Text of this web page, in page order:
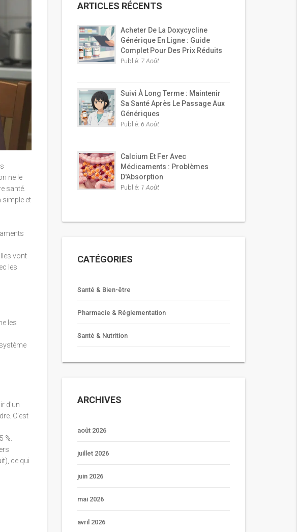
ne le
santé.
simple et
vont
les
les
d'un
C'est
%.
ce qui
ARTICLES RÉCENTS
Acheter De La Doxycycline
Générique En Ligne : Guide
Complet Pour Des Prix Réduits
Publié: 7 Août
Suivi À Long Terme : Maintenir
Sa Santé Après Le Passage Aux
Génériques
Publié: 6 Août
Calcium Et Fer Avec
Médicaments : Problèmes
D'Absorption
Publié: 1 Août
CATÉGORIES
Santé & Bien-être
Pharmacie & Réglementation
Santé & Nutrition
ARCHIVES
août 2026
juillet 2026
juin 2026
mai 2026
avril 2026